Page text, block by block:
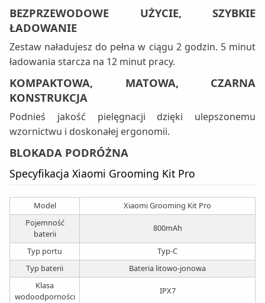
BEZPRZEWODOWE UŻYCIE, SZYBKIE
ŁADOWANIE
Zestaw naładujesz do pełna w ciągu 2 godzin. 5 minut
ładowania starcza na 12 minut pracy.
KOMPAKTOWA, MATOWA, CZARNA
KONSTRUKCJA
Podnieś jakość pielęgnacji dzięki ulepszonemu
wzornictwu i doskonałej ergonomii.
BLOKADA PODRÓŻNA
Specyfikacja Xiaomi Grooming Kit Pro
Model
Xiaomi Grooming Kit Pro
Pojemność
baterii
800mAh
Typ portu
Typ-C
Typ baterii
Bateria litowo-jonowa
Klasa
wodoodporności
IPX7